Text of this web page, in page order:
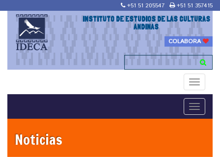
+51 51 205547 +51 51 357415
INSTITUTO DE ESTUDIOS DE LAS CULTURAS
ANDINAS
COLABORA
Toggle
Toggle
Noticias